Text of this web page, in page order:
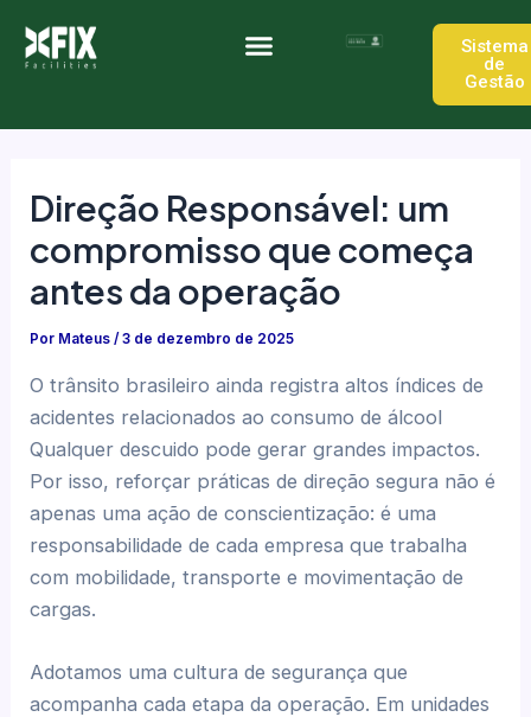
para
Sistema
de
Gestão
Direção Responsável: um
compromisso que começa
antes da operação
Por Mateus/3 de dezembro de 2025
O trânsito brasileiro ainda registra altos índices de
acidentes relacionados ao consumo de álcool
Qualquer descuido pode gerar grandes impactos.
Por isso, reforçar práticas de direção segura não é
apenas uma ação de conscientização: é uma
responsabilidade de cada empresa que trabalha
com mobilidade, transporte e movimentação de
cargas.
Adotamos uma cultura de segurança que
acompanha cada etapa da operação. Em unidades
navigation